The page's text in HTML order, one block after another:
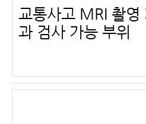
교통사고 MRI 촬영
과 검사 가능 부위